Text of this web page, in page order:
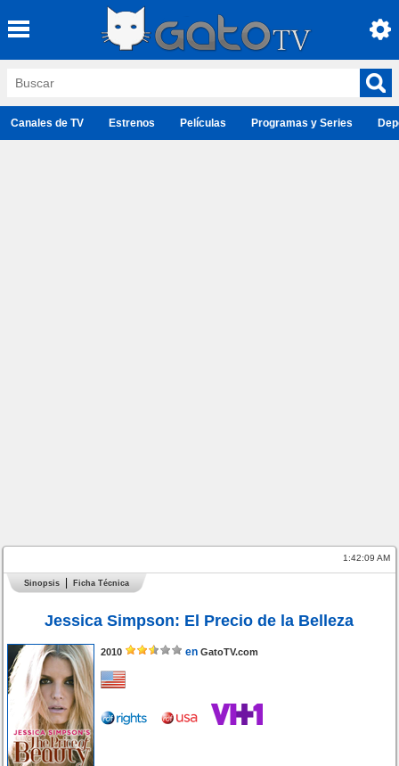
Canales de TV Estrenos Películas Programas y Series
1:42:09 AM
Sinopsis Ficha Técnica
Jessica Simpson: El Precio de la Belleza
2010 en GatoTV.com